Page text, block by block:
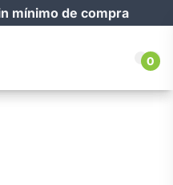
mínimo de compra
0